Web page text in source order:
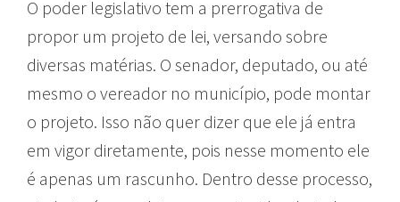
O poder legislativo tem a prerrogativa de
propor um projeto de lei, versando sobre
diversas matérias. O senador, deputado, ou até
mesmo o vereador no município, pode montar
o projeto. Isso não quer dizer que ele já entra
em vigor diretamente, pois nesse momento ele
é apenas um rascunho. Dentro desse processo,